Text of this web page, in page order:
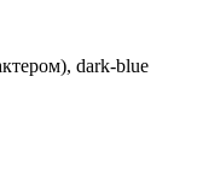
dark-blue